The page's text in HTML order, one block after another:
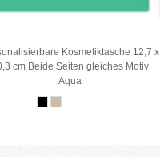
Kosmetiktasche 12,7 x
cm Beide Seiten gleiches Motiv
Aqua